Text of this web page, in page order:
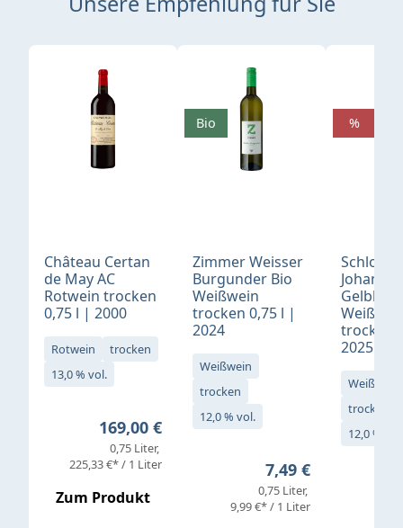
Produktgalerie überspringen
Château Certan
de May AC
Rotwein trocken
0,75 l | 2000
Rotwein
trocken
13,0 % vol.
Regulärer Preis:
169,00 €
0,75 Liter
225,33 €* / 1 Liter
Zum Produkt
Zimmer Weisser
Burgunder Bio
Weißwein
trocken 0,75 l |
2024
Weißwein
trocken
12,0 % vol.
Regulärer Preis:
7,49 €
0,75 Liter
9,99 €* / 1 Liter
Bio
Schloß
Gelblack
trocken
2025
Weißwein
trocken
12,0 % vol.
%